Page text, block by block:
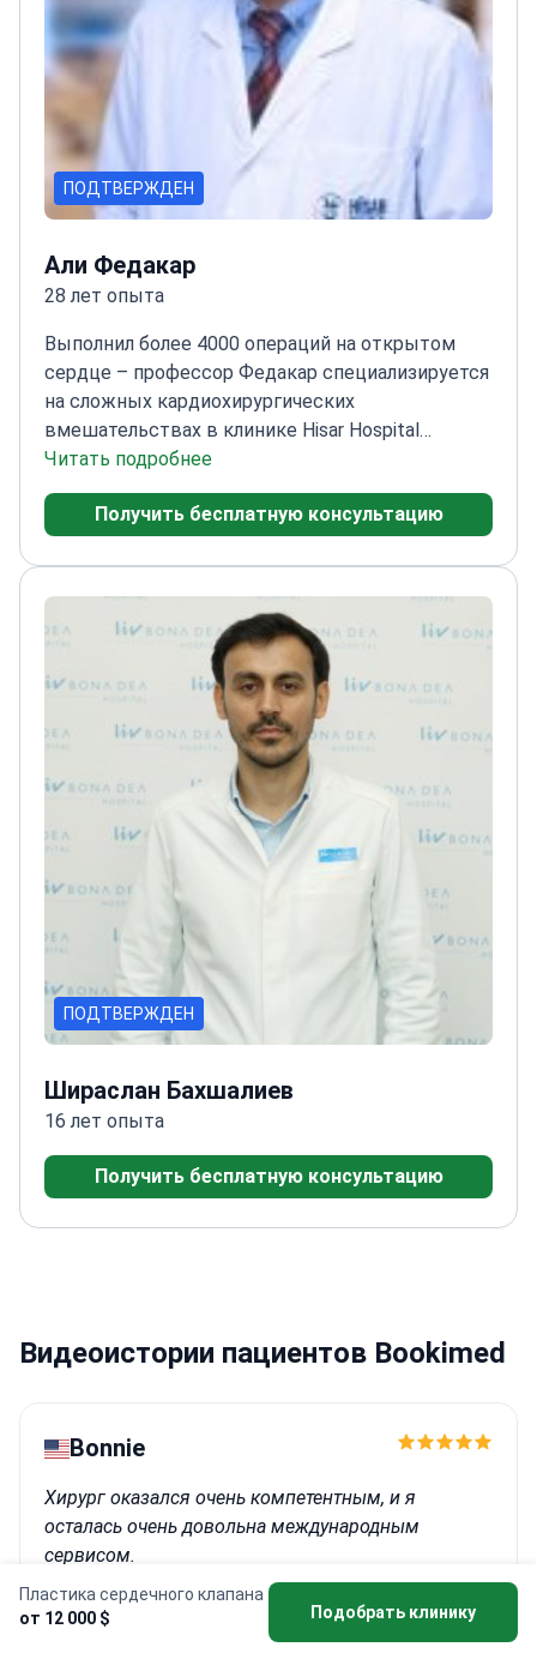
Пластика сердечного клапана
от 12 000 $
Подобрать клинику
ПОДТВЕРЖДЕН
Али Федакар
28 лет опыта
Выполнил более 4000 операций на открытом
сердце – профессор Федакар специализируется
на сложных кардиохирургических
вмешательствах в клинике Hisar Hospital
Intercontinental. Эксперт в области
малоинвазивных методов
кардиохирургии Выполнил 8 операций по
хирургаОсновал отделения сердечно-
сосудистой хирургии в нескольких
больницахСпециализируется на повторных
операциях на клапанах (вторые или третьи
вмешательства)
Читать подробнее
Получить бесплатную консультацию
ПОДТВЕРЖДЕН
Шираслан Бахшалиев
16 лет опыта
Получить бесплатную консультацию
Видеоистории пациентов Bookimed
Bonnie
Хирург оказался очень компетентным, и я
осталась очень довольна международным
сервисом.
Процедура: Открытая операция на сердце
Клиника Текнон